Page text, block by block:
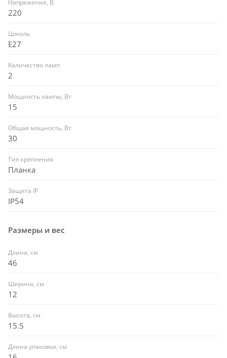
Напряжение, В
220
Цоколь
E27
Количество ламп
2
Мощность лампы, Вт
15
Общая мощность, Вт
30
Тип крепления
Планка
Защита IP
IP54
Размеры и вес
Длина, см
46
Ширина, см
12
Высота, см
15.5
Длина упаковки, см